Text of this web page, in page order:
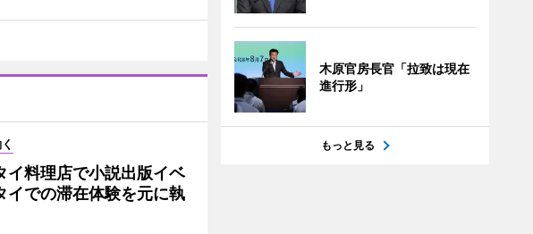
イ料理店で小説出版イベ
での滞在体験を元に執
木原官房長官「拉致は現在
進行形」
もっと見る